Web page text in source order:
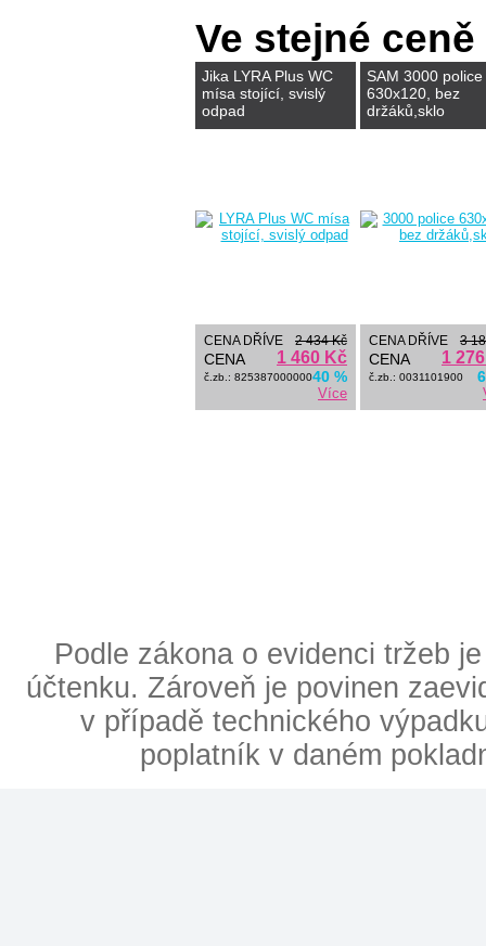
Ve stejné ceně
Jika LYRA Plus WC
mísa stojící, svislý
odpad
CENA DŘÍVE 2 434 Kč
CENA 1 460 Kč
č.zb.: 82538700000040 %
Více
SAM 3000 police
630x120, bez
držáků,sklo
CENA DŘÍVE 3
CENA 1
č.zb.: 0031101900
Podle zákona o evidenci tržeb
účtenku. Zároveň je povinen
v případě technického
poplatník v daném